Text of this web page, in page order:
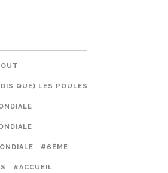
QUE) LES POULES PRÉFÈRENT LES
#6ÈME
#ACCUEIL